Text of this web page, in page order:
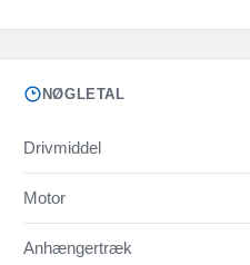
NØGLETAL
Drivmiddel
Motor
Anhængertræk